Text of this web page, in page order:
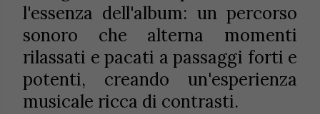
l'essenza dell'album: un percorso
sonoro che alterna momenti
rilassati e pacati a passaggi forti e
potenti, creando un'esperienza
musicale ricca di contrasti.